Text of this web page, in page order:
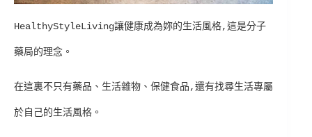
HealthyStyleLiving讓健康成為妳的生活風格,這是分子
藥局的理念。
在這裏不只有藥品、生活雜物、保健食品,還有找尋生活專屬
於自己的生活風格。